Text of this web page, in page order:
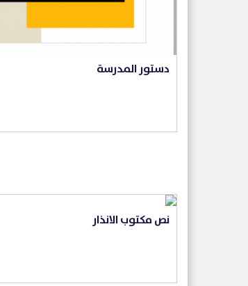
دستور المدرسة
نص مكتوب الانذار